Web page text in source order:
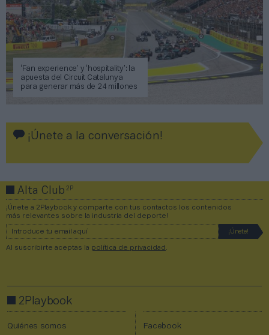
‘Fan experience’ y ‘hospitality’: la
apuesta del Circuit Catalunya
para generar más de 24 millones
¡Únete a la conversación!
Alta Club2P
¡Únete a 2Playbook y comparte con tus contactos los contenidos
más relevantes sobre la industria del deporte!
Al suscribirte aceptas la política de privacidad .
2Playbook
Quiénes somos Facebook